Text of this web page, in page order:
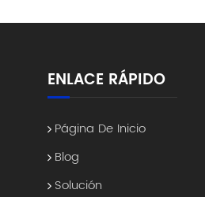
ENLACE RÁPIDO
Página De Inicio
Blog
Solución